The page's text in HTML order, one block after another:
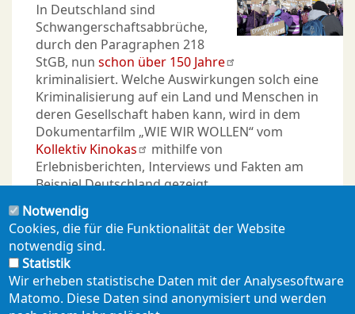
In Deutschland sind
Schwangerschaftsabbrüche,
durch den Paragraphen 218
StGB, nun schon über 150 Jahre
kriminalisiert. Welche Auswirkungen solch eine
Kriminalisierung auf ein Land und Menschen in
deren Gesellschaft haben kann, wird in dem
Dokumentarfilm „WIE WIR WOLLEN“ vom
Kollektiv Kinokas
mithilfe von
Erlebnisberichten, Interviews und Fakten am
Beispiel Deutschland gezeigt.
Seitennummerierung
Aktuelle
Seite
1 Page
2 Page
3
Nächste
Seite
››
Letzte
Seite
Ende »
Notwendig
Cookies, die für die Funktionalität der Website
notwendig sind.
Statistik
Wir erheben statistische Daten mit der Analysesoftware
Matomo. Diese Daten sind anonymisiert und werden